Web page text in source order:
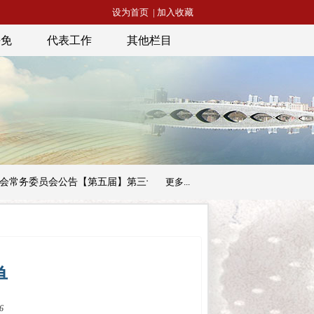
设为首页 | 加入收藏
代表工作 其他栏目
委员会公告【第五届】第三十三号 昭通市人民代表大会常务委
更多...